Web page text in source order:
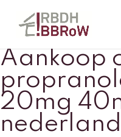
Aankoop
20mg
nederland